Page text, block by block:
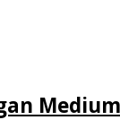
Medium